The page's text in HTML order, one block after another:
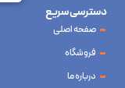
دسترسی سریع
صفحه اصلی
فروشگاه
درباره ما